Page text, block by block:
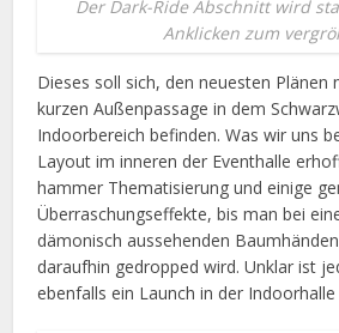
Der Dark-Ride Abschnitt wird
Anklicken zum
Dieses soll sich, den neuesten Plänen
kurzen Außenpassage in dem
Indoorbereich befinden. Was wir uns
Layout im inneren der Eventhalle
hammer Thematisierung und einige
Überraschungseffekte, bis man bei
dämonisch aussehenden
daraufhin gedropped wird. Unklar ist
ebenfalls ein Launch in der